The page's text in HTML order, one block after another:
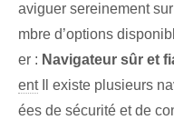
aviguer sereinement
mbre d’options
er : Navigateur sûr et
entIl existe plusieurs
ées de sécurité et de